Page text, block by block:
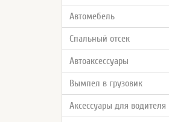
Автомебель
Спальный отсек
Автоаксессуары
Вымпел в грузовик
Аксессуары для водителя